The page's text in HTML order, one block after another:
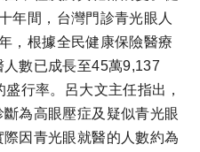
年間，台灣門診青光眼人
，根據全民健康保險醫療
數已成長至45萬9,137
行率。呂大文主任指出，
為高眼壓症及疑似青光眼
因青光眼就醫的人數約為